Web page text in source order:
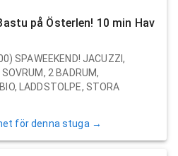
på Österlen! 10 min Hav
SPAWEEKEND! JACUZZI,
2 BADRUM,
LADDSTOLPE, STORA
för denna stuga →